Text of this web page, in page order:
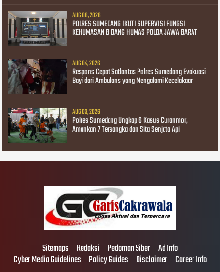
AUG 06, 2026
POLRES SUMEDANG IKUTI SUPERVISI FUNGSI
KEHUMASAN BIDANG HUMAS POLDA JAWA BARAT
AUG 04, 2026
Respons Cepat Satlantas Polres Sumedang Evakuasi
Bayi dari Ambulans yang Mengalami Kecelakaan
AUG 03, 2026
Polres Sumedang Ungkap 6 Kasus Curanmor,
Amankan 7 Tersangka dan Sita Senjata Api
Sitemaps Redaksi Pedoman Siber Ad Info
Cyber Media Guidelines Policy Guides Disclaimer Career Info